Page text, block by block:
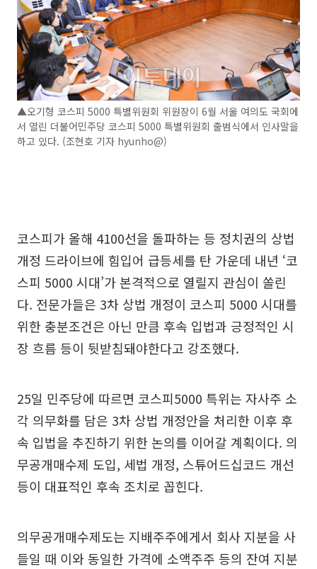
▲오기형 코스피 5000 특별위원회 위원장이 6월 서울 여의도 국회에
서 열린 더불어민주당 코스피 5000 특별위원회 출범식에서 인사말을
하고 있다. (조현호 기자 hyunho@)
코스피가 올해 4100선을 돌파하는 등 정치권의 상법
개정 드라이브에 힘입어 급등세를 탄 가운데 내년 ‘코
스피 5000 시대’가 본격적으로 열릴지 관심이 쏠린
다. 전문가들은 3차 상법 개정이 코스피 5000 시대를
위한 충분조건은 아닌 만큼 후속 입법과 긍정적인 시
장 흐름 등이 뒷받침돼야한다고 강조했다.
25일 민주당에 따르면 코스피5000 특위는 자사주 소
각 의무화를 담은 3차 상법 개정안을 처리한 이후 후
속 입법을 추진하기 위한 논의를 이어갈 계획이다. 의
무공개매수제 도입, 세법 개정, 스튜어드십코드 개선
등이 대표적인 후속 조치로 꼽힌다.
의무공개매수제도는 지배주주에게서 회사 지분을 사
들일 때 이와 동일한 가격에 소액주주 등의 잔여 지분